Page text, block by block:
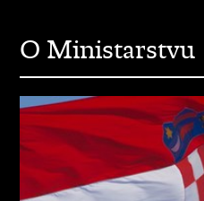
O Ministarstvu